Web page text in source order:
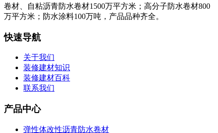
卷材、自粘沥青防水卷材1500万平方米；高分子防水卷材800
万平方米；防水涂料100万吨，产品品种齐全。
快速导航
关于我们
装修建材知识
装修建材百科
联系我们
产品中心
弹性体改性沥青防水卷材